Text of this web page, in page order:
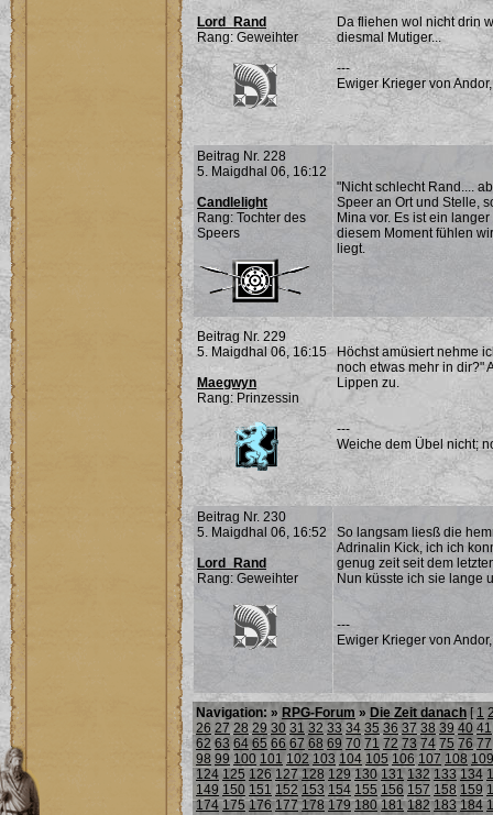
Lord_Rand
Rang: Geweihter
Da fliehen wol nicht drin
diesmal Mutiger...
---
Ewiger Krieger von
Beitrag Nr. 228
5. Maigdhal 06, 16:12
Candlelight
Rang: Tochter des
Speers
"Nicht schlecht Rand....
Speer an Ort und Stelle,
Mina vor. Es ist ein
diesem Moment fühlen
liegt.
Beitrag Nr. 229
5. Maigdhal 06, 16:15
Maegwyn
Rang: Prinzessin
Höchst amüsiert nehme
noch etwas mehr in dir?"
Lippen zu.
---
Weiche dem Übel nicht;
Beitrag Nr. 230
5. Maigdhal 06, 16:52
Lord_Rand
Rang: Geweihter
So langsam liesß die
Adrinalin Kick, ich ich
genug zeit seit dem
Nun küsste ich sie lange
---
Ewiger Krieger von
Navigation: » RPG-Forum » Die Zeit danach [1
26 27 28 29 30 31 32 33 34 35 36 37 38 39 40 41
62 63 64 65 66 67 68 69 70 71 72 73 74 75 76 77
98 99 100 101 102 103 104 105 106 107 108 109
124 125 126 127 128 129 130 131 132 133 134
149 150 151 152 153 154 155 156 157 158 159
174 175 176 177 178 179 180 181 182 183 184